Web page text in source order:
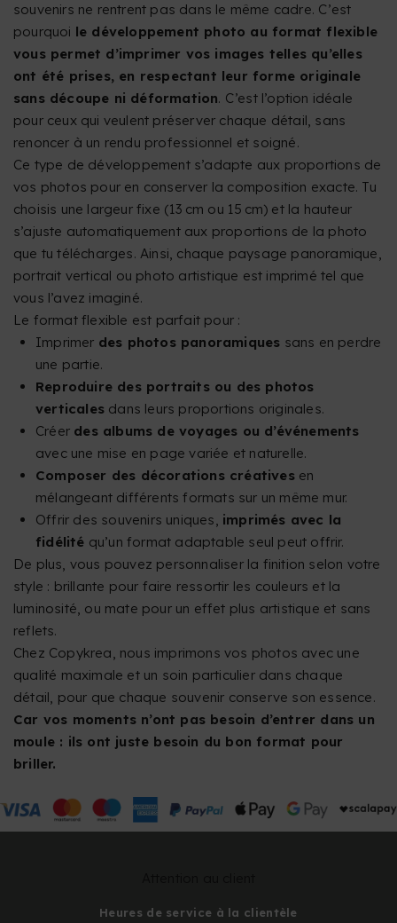
souvenirs ne rentrent pas dans le même cadre. C’est
pourquoi le développement photo au format flexible
vous permet d’imprimer vos images telles qu’elles
ont été prises, en respectant leur forme originale
sans découpe ni déformation. C’est l’option idéale
pour ceux qui veulent préserver chaque détail, sans
renoncer à un rendu professionnel et soigné.
Ce type de développement s’adapte aux proportions de
vos photos pour en conserver la composition exacte. Tu
choisis une largeur fixe (13 cm ou 15 cm) et la hauteur
s’ajuste automatiquement aux proportions de la photo
que tu télécharges. Ainsi, chaque paysage panoramique,
portrait vertical ou photo artistique est imprimé tel que
vous l’avez imaginé.
Le format flexible est parfait pour :
Imprimer des photos panoramiques sans en perdre
une partie.
Reproduire des portraits ou des photos
verticales dans leurs proportions originales.
Créer des albums de voyages ou d’événements
avec une mise en page variée et naturelle.
Composer des décorations créativesen
mélangeant différents formats sur un même mur.
Offrir des souvenirs uniques, imprimés avec la
fidélité qu’un format adaptable seul peut offrir.
De plus, vous pouvez personnaliser la finition selon votre
style : brillante pour faire ressortir les couleurs et la
luminosité, ou mate pour un effet plus artistique et sans
reflets.
Chez Copykrea, nous imprimons vos photos avec une
qualité maximale et un soin particulier dans chaque
détail, pour que chaque souvenir conserve son essence.
Car vos moments n’ont pas besoin d’entrer dans un
moule : ils ont juste besoin du bon format pour
briller.
Heures de service à la clientèle